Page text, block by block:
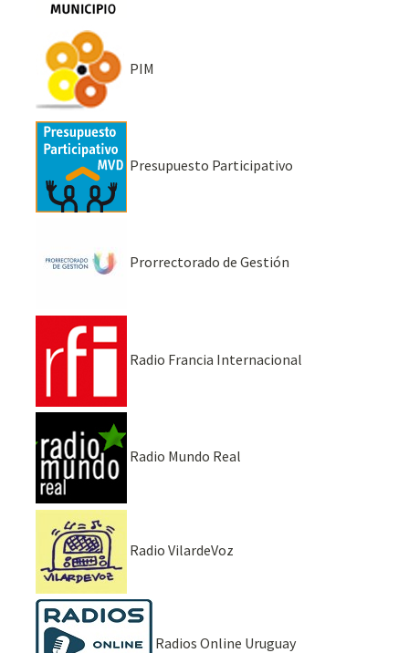
PIM
Presupuesto Participativo
Prorrectorado de Gestión
Radio Francia Internacional
Radio Mundo Real
Radio VilardeVoz
Radios Online Uruguay